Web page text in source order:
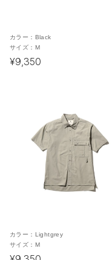
カラー： Black
サイズ： M
¥9,350
カラー： Lightgrey
サイズ： M